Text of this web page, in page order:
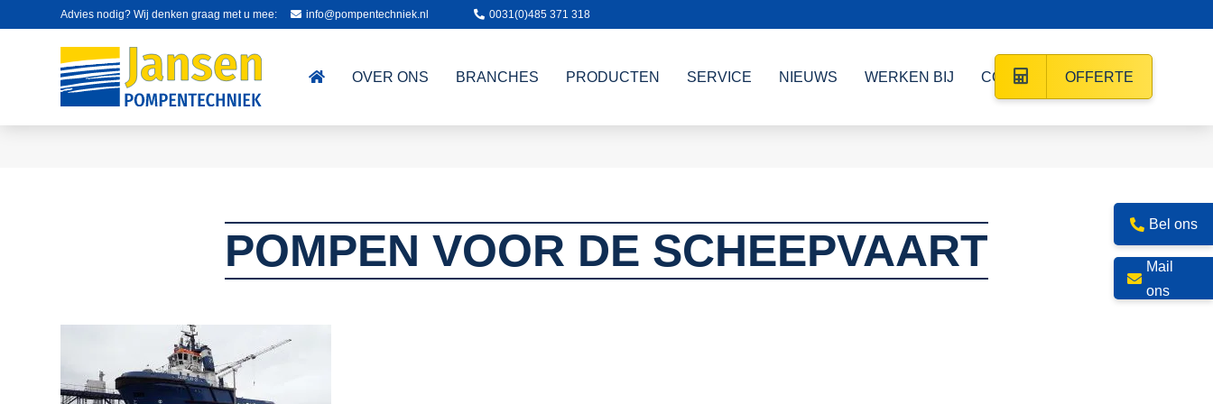
Advies nodig? Wij denken graag met u mee: info@pompentechniek.nl 0031(0)485 371 318
OVER ONS BRANCHES PRODUCTEN SERVICE NIEUWS WERKEN BIJ CONTACT OFFERTE
POMPEN VOOR DE SCHEEPVAART
Bel ons
Mail
ons